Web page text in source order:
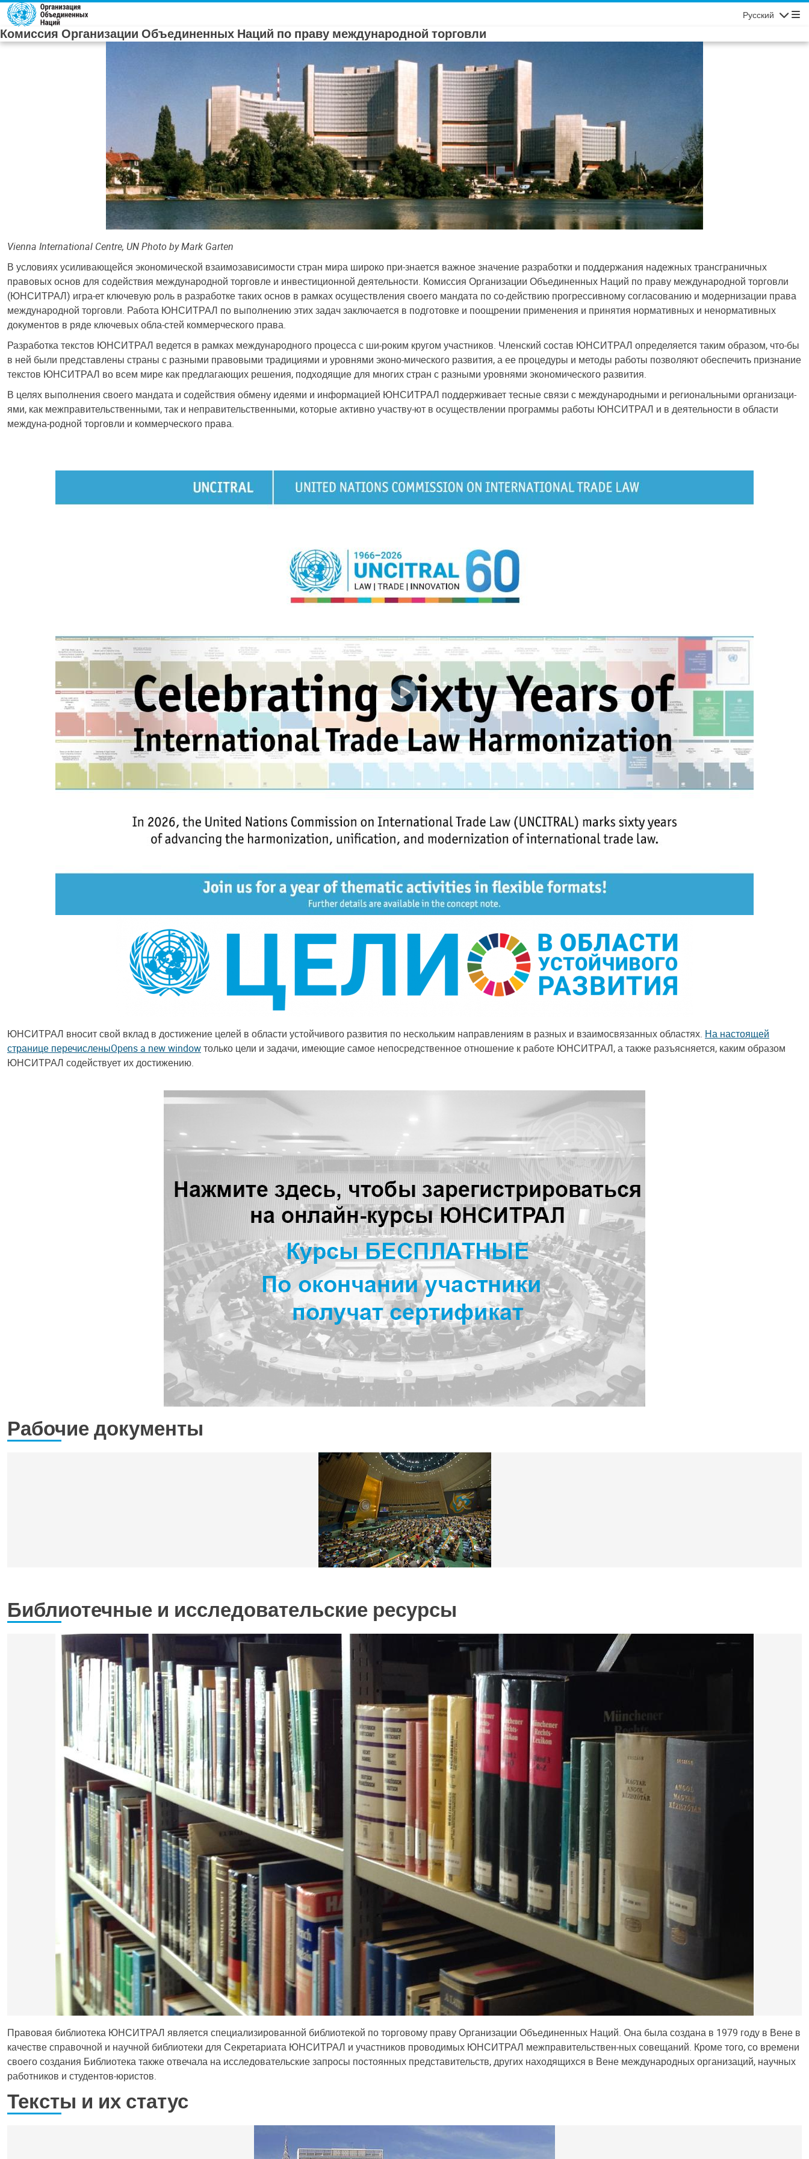
Skip to main content
Русский
Комиссия Организации Объединенных Наций по праву международной торговли
Vienna International Centre, UN Photo by Mark Garten
В условиях усиливающейся экономической взаимозависимости стран мира широко при-знается важное значение разработки и поддержания надежных трансграничных
правовых основ для содействия международной торговле и инвестиционной деятельности. Комиссия Организации Объединенных Наций по праву международной торговли
(ЮНСИТРАЛ) игра-ет ключевую роль в разработке таких основ в рамках осуществления своего мандата по со-действию прогрессивному согласованию и модернизации права
международной торговли. Работа ЮНСИТРАЛ по выполнению этих задач заключается в подготовке и поощрении применения и принятия нормативных и ненормативных
документов в ряде ключевых обла-стей коммерческого права.
Разработка текстов ЮНСИТРАЛ ведется в рамках международного процесса с ши-роким кругом участников. Членский состав ЮНСИТРАЛ определяется таким образом, что-бы
в ней были представлены страны с разными правовыми традициями и уровнями эконо-мического развития, а ее процедуры и методы работы позволяют обеспечить признание
текстов ЮНСИТРАЛ во всем мире как предлагающих решения, подходящие для многих стран с разными уровнями экономического развития.
В целях выполнения своего мандата и содействия обмену идеями и информацией ЮНСИТРАЛ поддерживает тесные связи с международными и региональными организаци-
ями, как межправительственными, так и неправительственными, которые активно участву-ют в осуществлении программы работы ЮНСИТРАЛ и в деятельности в области
междуна-родной торговли и коммерческого права.
ЮНСИТРАЛ вносит свой вклад в достижение целей в области устойчивого развития по нескольким направлениям в разных и взаимосвязанных областях. На настоящей
странице перечисленыOpens a new windowтолько цели и задачи, имеющие самое непосредственное отношение к работе ЮНСИТРАЛ, а также разъясняется, каким образом
ЮНСИТРАЛ содействует их достижению.
Рабочие документы
Библиотечные и исследовательские ресурсы
Правовая библиотека ЮНСИТРАЛ является специализированной библиотекой по торговому праву Организации Объединенных Наций. Она была создана в 1979 году в Вене в
качестве справочной и научной библиотеки для Секретариата ЮНСИТРАЛ и участников проводимых ЮНСИТРАЛ межправительствен-ных совещаний. Кроме того, со времени
своего создания Библиотека также отвечала на исследовательские запросы постоянных представительств, других находящихся в Вене международных организаций, научных
работников и студентов-юристов.
Тексты и их статус